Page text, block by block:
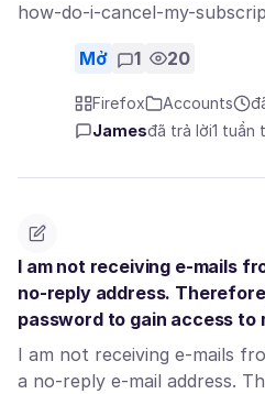
how-do-i-cancel-my-
Mở 1 20
Firefox Accounts
Jamesđã trả lời1 tuần
I am not receiving e-mails
no-reply address.
password to gain access to
I am not receiving e-mails
a no-reply e-mail address.